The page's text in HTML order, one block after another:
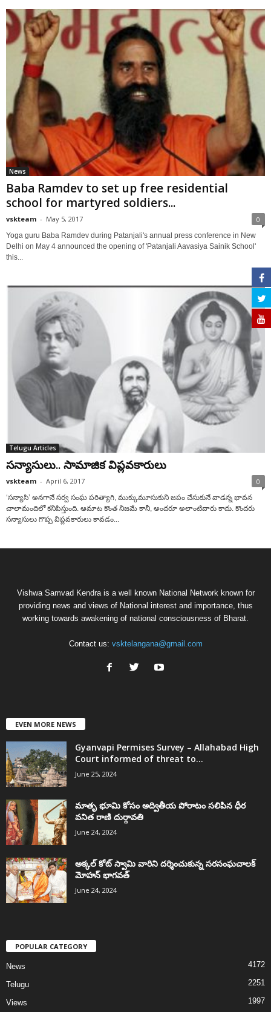
News
Baba Ramdev to set up free residential
school for martyred soldiers...
vskteam - May 5, 2017 0
Yoga guru Baba Ramdev during Patanjali's annual press conference in New
Delhi on May 4 announced the opening of 'Patanjali Aavasiya Sainik School'
this...
Telugu Articles
సన్యాసులు.. సామాజిక విప్లవకారులు
vskteam - April 6, 2017 0
‘సన్యాసి’ అనగానే సర్వ సంఘ పరిత్యాగి, ముక్కుమూసుకుని జపం చేసుకునే వాడన్న భావన
చాలామందిలో కనిపిస్తుంది. ఆమాట కొంత నిజమే కానీ, అందరూ అలాంటివారు కాదు. కొందరు
సన్యాసులు గొప్ప విప్లవకారులు కావడం...
Vishwa Samvad Kendra is a well known National Network known for
providing news and views of National interest and importance, thus
working towards awakening of national consciousness of Bharat.
Contact us: vsktelangana@gmail.com
EVEN MORE NEWS
Gyanvapi Permises Survey – Allahabad High
Court informed of threat to...
June 25, 2024
మాతృ భూమి కోసం అద్వితీయ పోరాటం సలిపిన ధీర
వనిత రాణి దుర్గావతి
June 24, 2024
అక్కల్‌ కోట్‌ స్వామి వారిని దర్శించుకున్న సరసంఘచాలక్
మోహన్ భాగవత్
June 24, 2024
POPULAR CATEGORY
News 4172
Telugu 2251
Views 1997